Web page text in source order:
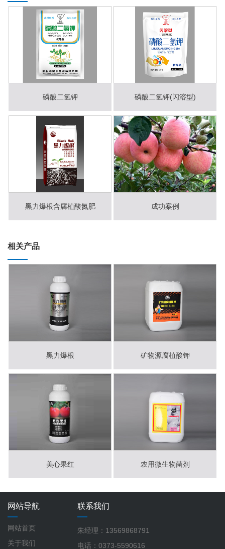
磷酸二氢钾 磷酸二氢钾(闪溶型)
黑力爆根含腐植酸氮肥 成功案例
相关产品
黑力爆根 矿物源腐植酸钾
美心果红 农用微生物菌剂
网站导航
网站首页
关于我们
联系我们
朱经理：13569868791
电话：0373-5590616